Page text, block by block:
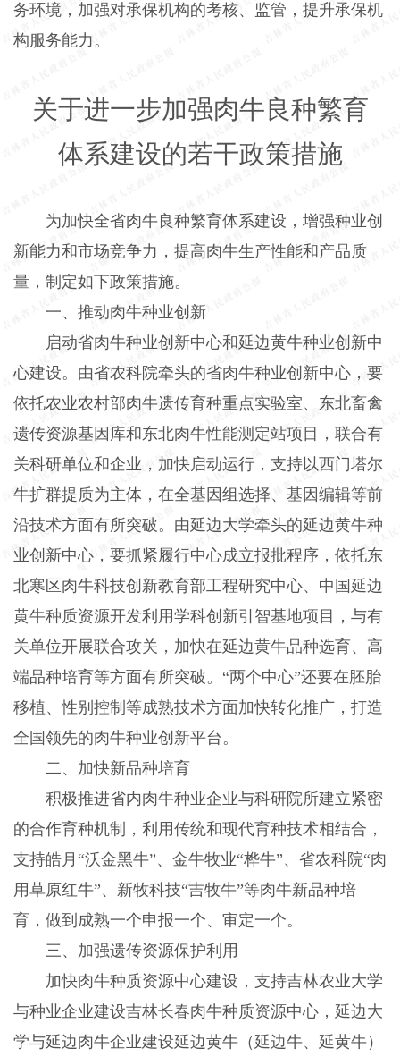
务环境，加强对承保机构的考核、监管，提升承保机
构服务能力。
关于进一步加强肉牛良种繁育
体系建设的若干政策措施
为加快全省肉牛良种繁育体系建设，增强种业创
新能力和市场竞争力，提高肉牛生产性能和产品质
量，制定如下政策措施。
一、推动肉牛种业创新
启动省肉牛种业创新中心和延边黄牛种业创新中
心建设。由省农科院牵头的省肉牛种业创新中心，要
依托农业农村部肉牛遗传育种重点实验室、东北畜禽
遗传资源基因库和东北肉牛性能测定站项目，联合有
关科研单位和企业，加快启动运行，支持以西门塔尔
牛扩群提质为主体，在全基因组选择、基因编辑等前
沿技术方面有所突破。由延边大学牵头的延边黄牛种
业创新中心，要抓紧履行中心成立报批程序，依托东
北寒区肉牛科技创新教育部工程研究中心、中国延边
黄牛种质资源开发利用学科创新引智基地项目，与有
关单位开展联合攻关，加快在延边黄牛品种选育、高
端品种培育等方面有所突破。“两个中心”还要在胚胎
移植、性别控制等成熟技术方面加快转化推广，打造
全国领先的肉牛种业创新平台。
二、加快新品种培育
积极推进省内肉牛种业企业与科研院所建立紧密
的合作育种机制，利用传统和现代育种技术相结合，
支持皓月“沃金黑牛”、金牛牧业“桦牛”、省农科院“肉
用草原红牛”、新牧科技“吉牧牛”等肉牛新品种培
育，做到成熟一个申报一个、审定一个。
三、加强遗传资源保护利用
加快肉牛种质资源中心建设，支持吉林农业大学
与种业企业建设吉林长春肉牛种质资源中心，延边大
学与延边肉牛企业建设延边黄牛（延边牛、延黄牛）